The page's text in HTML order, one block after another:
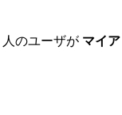
人のユーザが マイア